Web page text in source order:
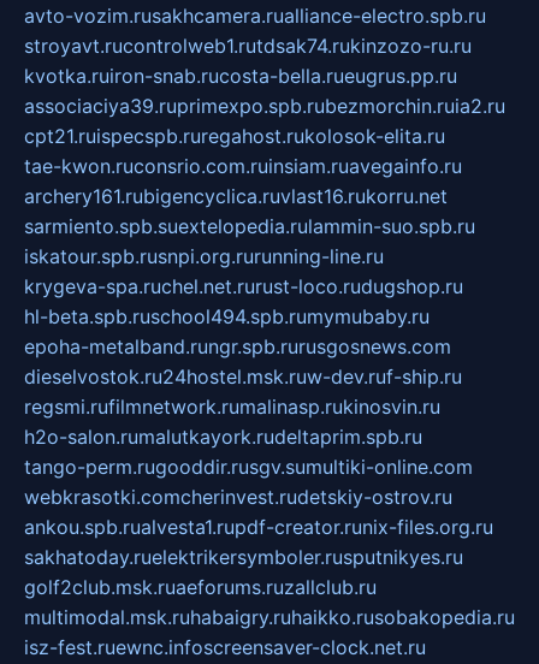
avto-vozim.rusakhcamera.rualliance-electro.spb.ru
stroyavt.rucontrolweb1.rutdsak74.rukinzozo-ru.ru
kvotka.ruiron-snab.rucosta-bella.rueugrus.pp.ru
associaciya39.ruprimexpo.spb.rubezmorchin.ruia2.ru
cpt21.ruispecspb.ruregahost.rukolosok-elita.ru
tae-kwon.ruconsrio.com.ruinsiam.ruavegainfo.ru
archery161.rubigencyclica.ruvlast16.rukorru.net
sarmiento.spb.suextelopedia.rulammin-suo.spb.ru
iskatour.spb.rusnpi.org.rurunning-line.ru
krygeva-spa.ruchel.net.rurust-loco.rudugshop.ru
hl-beta.spb.ruschool494.spb.rumymubaby.ru
epoha-metalband.rungr.spb.rurusgosnews.com
dieselvostok.ru24hostel.msk.ruw-dev.ruf-ship.ru
regsmi.rufilmnetwork.rumalinasp.rukinosvin.ru
h2o-salon.rumalutkayork.rudeltaprim.spb.ru
tango-perm.rugooddir.rusgv.sumultiki-online.com
webkrasotki.comcherinvest.rudetskiy-ostrov.ru
ankou.spb.rualvesta1.rupdf-creator.runix-files.org.ru
sakhatoday.ruelektrikersymboler.rusputnikyes.ru
golf2club.msk.ruaeforums.ruzallclub.ru
multimodal.msk.ruhabaigry.ruhaikko.rusobakopedia.ru
isz-fest.ruewnc.infoscreensaver-clock.net.ru